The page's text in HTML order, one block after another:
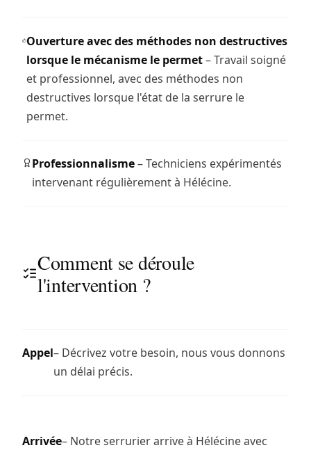
Ouverture avec des méthodes non destructives
lorsque le mécanisme le permet– Travail soigné
et professionnel, avec des méthodes non
destructives lorsque l'état de la serrure le
permet.
Professionnalisme– Techniciens expérimentés
intervenant régulièrement à Hélécine.
Comment se déroule
l'intervention ?
Appel– Décrivez votre besoin, nous vous donnons
un délai précis.
Arrivée– Notre serrurier arrive à Hélécine avec